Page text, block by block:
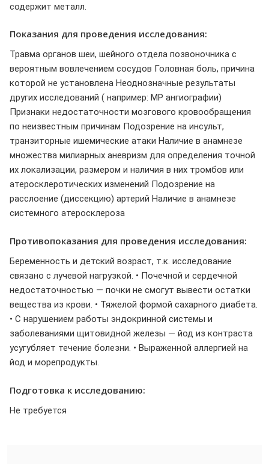
содержит металл.
Показания для проведения исследования:
Травма органов шеи, шейного отдела позвоночника с
вероятным вовлечением сосудов Головная боль, причина
которой не установлена Неоднозначные результаты
других исследований ( например: МР ангиографии)
Признаки недостаточности мозгового кровообращения
по неизвестным причинам Подозрение на инсульт,
транзиторные ишемические атаки Наличие в анамнезе
множества милиарных аневризм для определения точной
их локализации, размером и наличия в них тромбов или
атеросклеротических изменений Подозрение на
расслоение (диссекцию) артерий Наличие в анамнезе
системного атеросклероза
Противопоказания для проведения исследования:
Беременность и детский возраст, т.к. исследование
связано с лучевой нагрузкой. • Почечной и сердечной
недостаточностью — почки не смогут вывести остатки
вещества из крови. • Тяжелой формой сахарного диабета.
• С нарушением работы эндокринной системы и
заболеваниями щитовидной железы — йод из контраста
усугубляет течение болезни. • Выраженной аллергией на
йод и морепродукты.
Подготовка к исследованию:
Не требуется